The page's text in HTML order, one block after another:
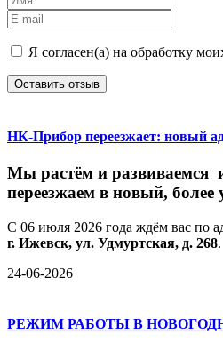
Я согласен(а) на обработку
Оставить отзыв
НК-Прибор переезжает: новый
Мы растём и развиваемся
переезжаем в новый, более
С 06 июля 2026 года ждём вас по
г. Ижевск, ул. Удмуртская, д. 268.
24-06-2026
РЕЖИМ РАБОТЫ В